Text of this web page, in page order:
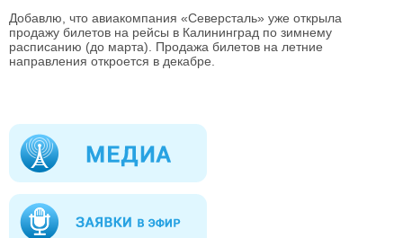
Добавлю, что авиакомпания «Северсталь» уже открыла
продажу билетов на рейсы в Калининград по зимнему
расписанию (до марта). Продажа билетов на летние
направления откроется в декабре.